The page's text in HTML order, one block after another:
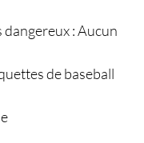
: Aucun
de baseball